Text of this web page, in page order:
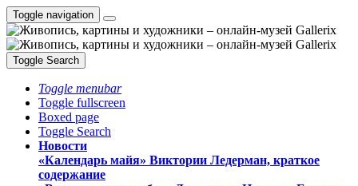
Toggle navigation
Toggle Search
Toggle menubar
Toggle fullscreen
Boxed page
Toggle Search
Новости
«Календарь майя» Виктории Ледерман, краткое
содержание